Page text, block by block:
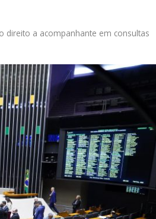
direito a acompanhante em consultas